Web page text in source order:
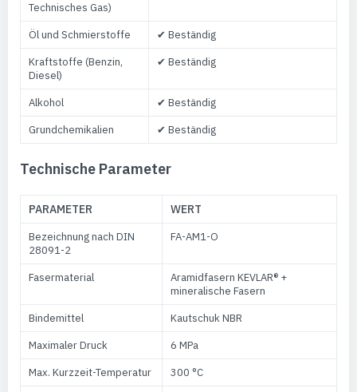
Technisches Gas)
Öl und Schmierstoffe
✔ Beständig
Kraftstoffe (Benzin,
Diesel)
✔ Beständig
Alkohol
✔ Beständig
Grundchemikalien
✔ Beständig
Technische Parameter
PARAMETER WERT
Bezeichnung nach DIN
28091-2
FA-AM1-O
Fasermaterial
Aramidfasern KEVLAR® +
mineralische Fasern
Bindemittel
Kautschuk NBR
Maximaler Druck
6 MPa
Max. Kurzzeit-Temperatur
300 °C